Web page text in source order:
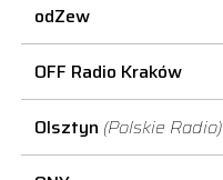
odZew
OFF Radio Kraków
Olsztyn (Polskie Radio)